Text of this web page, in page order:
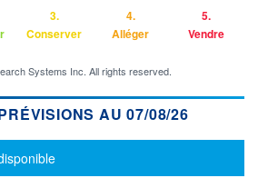
3.
Conserver
4.
Alléger
5.
Vendre
Systems Inc. All rights reserved.
AU 07/08/26